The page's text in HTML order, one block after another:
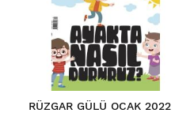
RÜZGAR GÜLÜ OCAK 2022